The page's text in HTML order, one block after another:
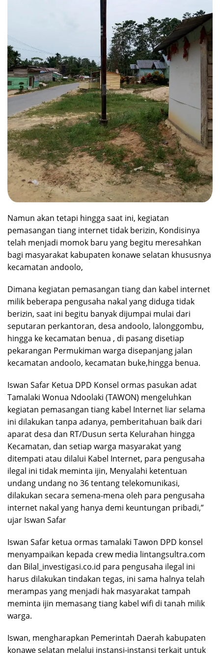
Namun akan tetapi hingga saat ini, kegiatan
pemasangan tiang internet tidak berizin, Kondisinya
telah menjadi momok baru yang begitu meresahkan
bagi masyarakat kabupaten konawe selatan khususnya
kecamatan andoolo,
Dimana kegiatan pemasangan tiang dan kabel internet
milik beberapa pengusaha nakal yang diduga tidak
berizin, saat ini begitu banyak dijumpai mulai dari
seputaran perkantoran, desa andoolo, lalonggombu,
hingga ke kecamatan benua , di pasang disetiap
pekarangan Permukiman warga disepanjang jalan
kecamatan andoolo, kecamatan buke,hingga benua.
Iswan Safar Ketua DPD Konsel ormas pasukan adat
Tamalaki Wonua Ndoolaki (TAWON) mengeluhkan
kegiatan pemasangan tiang kabel Internet liar selama
ini dilakukan tanpa adanya, pemberitahuan baik dari
aparat desa dan RT/Dusun serta Kelurahan hingga
Kecamatan, dan setiap warga masyarakat yang
ditempati atau dilalui Kabel Internet, para pengusaha
ilegal ini tidak meminta ijin, Menyalahi ketentuan
undang undang no 36 tentang telekomunikasi,
dilakukan secara semena-mena oleh para pengusaha
internet nakal yang hanya demi keuntungan pribadi,”
ujar Iswan Safar
Iswan Safar ketua ormas tamalaki Tawon DPD konsel
menyampaikan kepada crew media lintangsultra.com
dan Bilal_investigasi.co.id para pengusaha ilegal ini
harus dilakukan tindakan tegas, ini sama halnya telah
merampas yang menjadi hak masyarakat tampah
meminta ijin memasang tiang kabel wifi di tanah milik
warga.
Iswan, mengharapkan Pemerintah Daerah kabupaten
konawe selatan melalui instansi-instansi terkait untuk